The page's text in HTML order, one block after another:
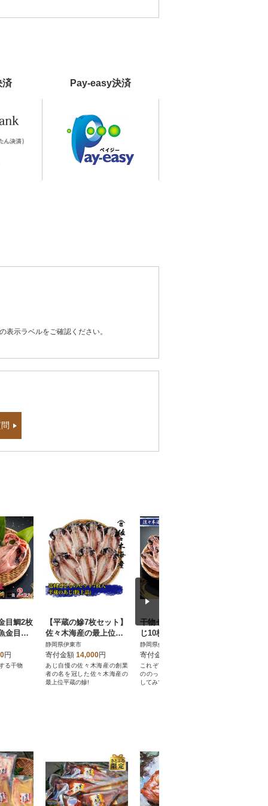
済 Pay-easy決済
示ラベルをご確認ください。
目鯛2枚
金目の
豆・
合わせ
円
る干物
【平蔵の鰺7枚セット】
佐々木海産の最上位ト
ロあじ 伊豆・伊東の
ひもの詰め合わせ 静
岡県伊東市
静岡県伊東市
寄付金額 14,000円
あじ自慢の佐々木海産の創業
者の名を冠した佐々木海産の
最上位平蔵の鰺!
干物セット【特トロあ
じ10枚セット】 伊
豆・伊東のひもの詰め
合わせ 静岡県伊東
静岡県伊東市
寄付金額
これぞトロあじ!たっぷりと脂
ののった真鯵のひものを体験
してみてください